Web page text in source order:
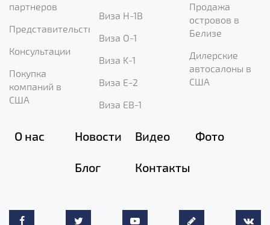
партнеров
Представительство
Консультации
Покупка
компаний в
США
Виза H-1B
Виза O-1
Виза K-1
Виза E-2
Виза EB-1
Продажа
островов в
Белизе
Дилерские
автосалоны в
США
О нас Новости Видео Фото
Блог Контакты